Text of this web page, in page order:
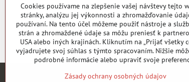
Newsletter
Odoberať naše novinky:
Cookies používame na zlepšenie vašej návštevy tejto
stránky, analýzu jej výkonnosti a zhromažďovanie
používaní. Na tento účel môžeme použiť nástroje a
strán a zhromaždené údaje sa môžu preniesť k
USA alebo iných krajinách. Kliknutím na „Prijať všetky
vyjadrujete svoj súhlas s týmto spracovaním. Nižšie
podrobné informácie alebo upraviť svoje
Zásady ochrany osobných údajov